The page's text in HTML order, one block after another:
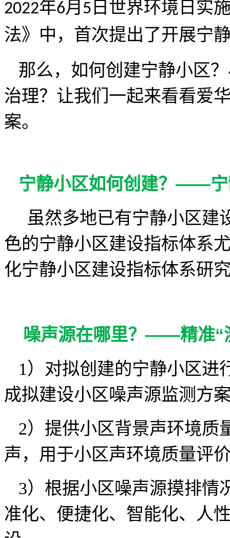
2022年6月 5 日 世界环境日实
法》中，首次提出了开展宁
那么，如何创建宁静小区
治理？让我们一起来看看爱
案。
宁静小区如何创建？——宁
虽然多地已有宁静小区建
色的宁静小区建设指标体系
化宁静小区建设指标体系研
噪声源在哪里？——精准“
1）对拟创建的宁静小区进
成拟建设小区噪声源监测方
2）提供小区背景声环境质
声，用于小区声环境质量评
3）根据小区噪声源摸排情
准化、便捷化、智能化、人